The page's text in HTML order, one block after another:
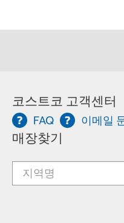
코스트코 고객센터
FAQ 이메일
매장찾기